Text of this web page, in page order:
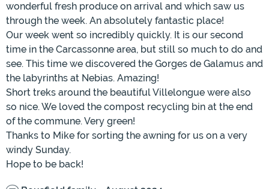
wonderful fresh produce on arrival and which saw us
through the week. An absolutely fantastic place!
Our week went so incredibly quickly. It is our second
time in the Carcassonne area, but still so much to do and
see. This time we discovered the Gorges de Galamus and
the labyrinths at Nebias. Amazing!
Short treks around the beautiful Villelongue were also
so nice. We loved the compost recycling bin at the end
of the commune. Very green!
Thanks to Mike for sorting the awning for us on a very
windy Sunday.
Hope to be back!